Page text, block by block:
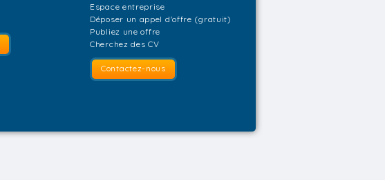
Espace entreprise
Déposer un appel d'offre (gratuit)
Publiez une offre
Cherchez des CV
Contactez-nous